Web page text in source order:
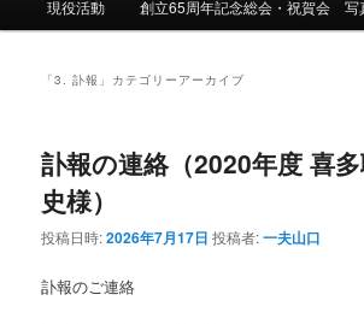
ュ
現役活動 創立65周年記念総会・祝賀会 写
「3. 訃報 」カテゴリーアーカイブ
訃報の連絡（2020年度 喜
史様）
投稿日時:2026年7月17日 投稿者:一夫山口
訃報のご連絡